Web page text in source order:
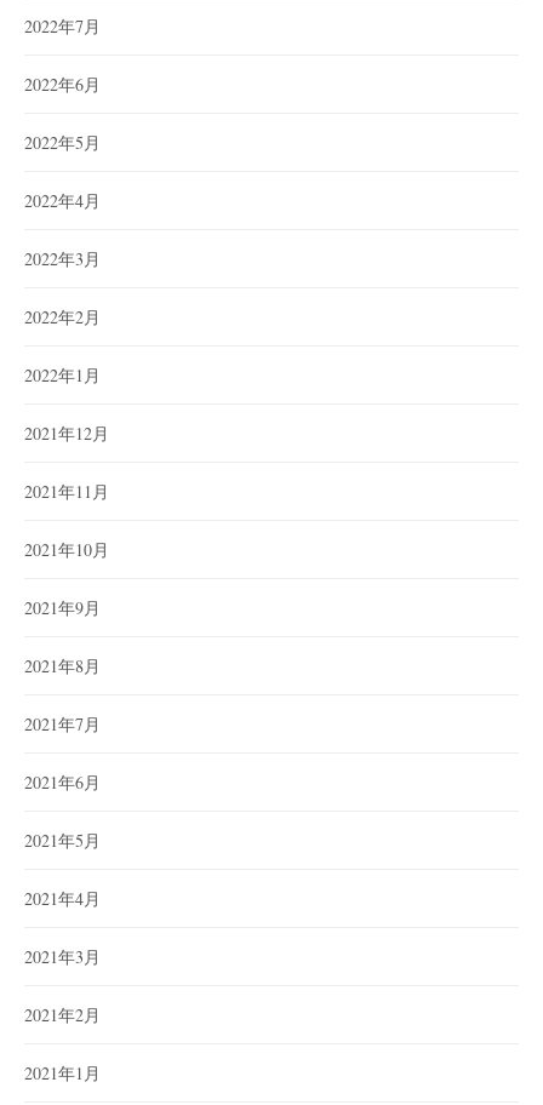
2022年7月
2022年6月
2022年5月
2022年4月
2022年3月
2022年2月
2022年1月
2021年12月
2021年11月
2021年10月
2021年9月
2021年8月
2021年7月
2021年6月
2021年5月
2021年4月
2021年3月
2021年2月
2021年1月